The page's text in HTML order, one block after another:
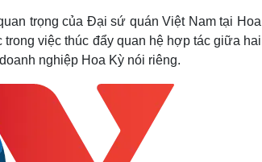
trọng của Đại sứ quán Việt Nam tại Hoa
việc thúc đẩy quan hệ hợp tác giữa hai
nghiệp Hoa Kỳ nói riêng.